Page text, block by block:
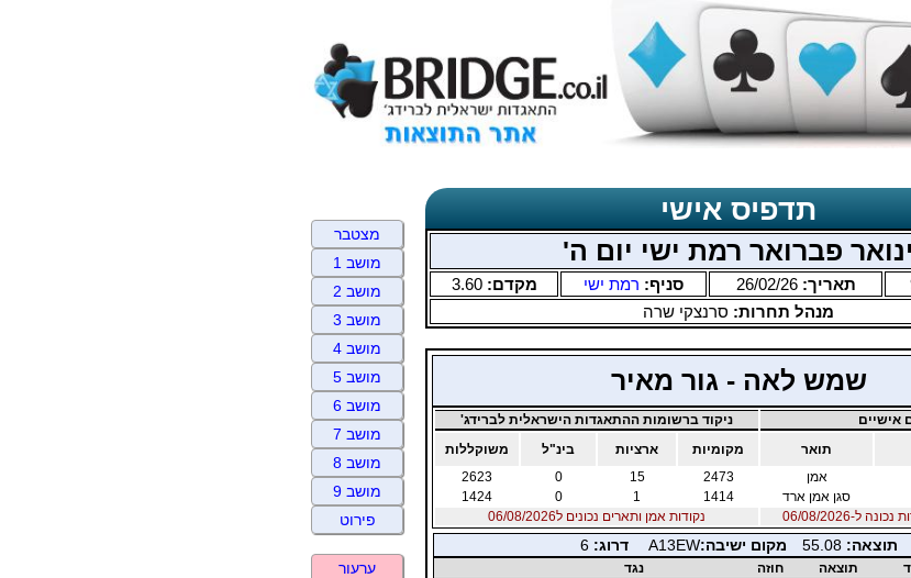
תדפיס אישי
ינואר פברואר רמת ישי יום ה'
תאריך:26/02/26 סניף: רמת ישי מקדם:3.60
מנהל תחרות: סרנצקי שרה
שמש לאה - גור מאיר
אישיים
ניקוד ברשומות ההתאגדות הישראלית לברידג'
תואר מקומיות ארציות בינ"ל
משוקללות
אמן 2473
15
0
2623
סגן אמן ארד 1414
1
0
1424
ל-06/08/2026
נקודות אמן ותארים נכונים ל06/08/2026
תוצאה:55.08 מקום ישיבה:A13EW דרוג:6
תוצאה חוזה
נגד
מצטבר
מושב 1
מושב 2
מושב 3
מושב 4
מושב 5
מושב 6
מושב 7
מושב 8
מושב 9
פירוט
ערעור